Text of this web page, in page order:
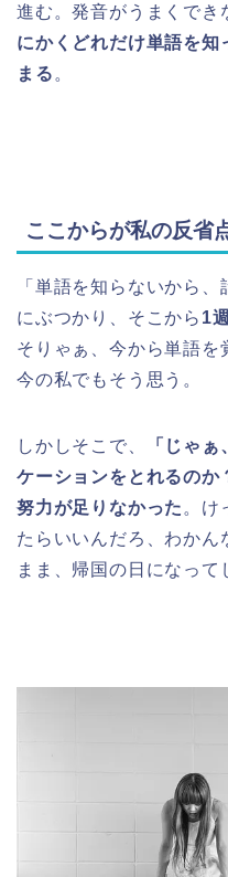
進む。発音がうまくでき
にかくどれだけ単語を知
まる 。
ここからが私の反省
「単語を知らないから
にぶつかり、そこから 1
そりゃぁ、今から単語を
今の私でもそう思う。
しかしそこで、
「じゃ
ケーションをとれるのか
努力が足りなかった 。け
たらいいんだろ、わかん
まま、帰国の日になって